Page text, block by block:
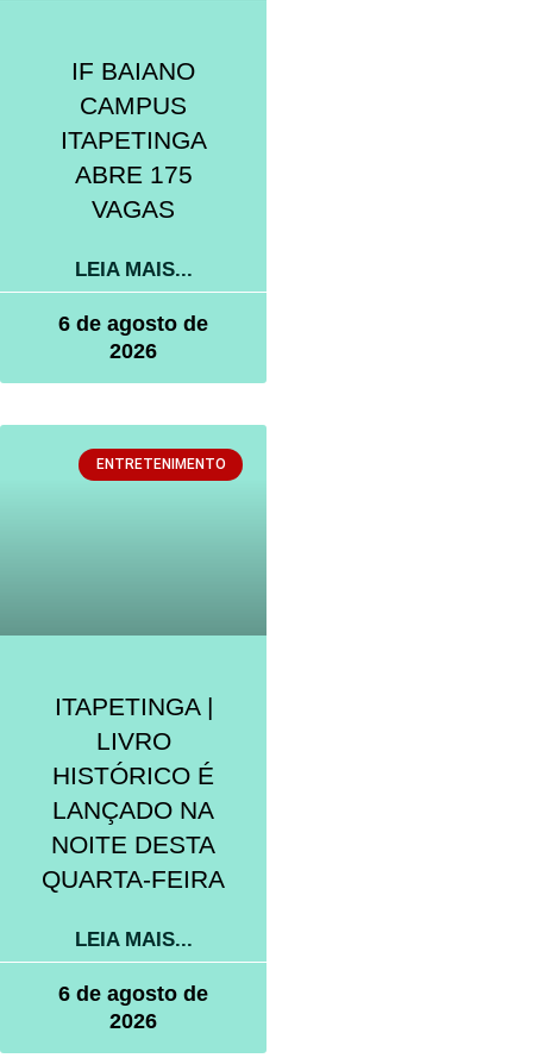
IF BAIANO
CAMPUS
ITAPETINGA
ABRE 175
VAGAS
LEIA MAIS...
6 de agosto de
2026
ENTRETENIMENTO
ITAPETINGA |
LIVRO
HISTÓRICO É
LANÇADO NA
NOITE DESTA
QUARTA-FEIRA
LEIA MAIS...
6 de agosto de
2026